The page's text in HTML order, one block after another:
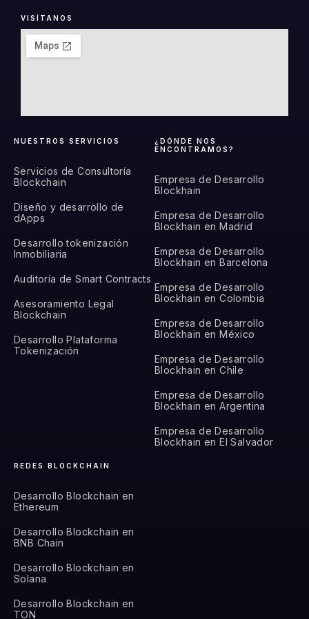
VISÍTANOS
NUESTROS SERVICIOS
Servicios de Consultoría
Blockchain
Diseño y desarrollo de
dApps
Desarrollo tokenización
Inmobiliaria
Auditoría de Smart Contracts
Asesoramiento Legal
Blockchain
Desarrollo Plataforma
Tokenización
¿DÓNDE NOS
ENCONTRAMOS?
Empresa de Desarrollo
Blockhain
Empresa de Desarrollo
Blockhain en Madrid
Empresa de Desarrollo
Blockhain en Barcelona
Empresa de Desarrollo
Blockhain en Colombia
Empresa de Desarrollo
Blockhain en México
Empresa de Desarrollo
Blockhain en Chile
Empresa de Desarrollo
Blockhain en Argentina
Empresa de Desarrollo
Blockhain en El Salvador
REDES BLOCKCHAIN
Desarrollo Blockchain en
Ethereum
Desarrollo Blockchain en
BNB Chain
Desarrollo Blockchain en
Solana
Desarrollo Blockchain en
TON